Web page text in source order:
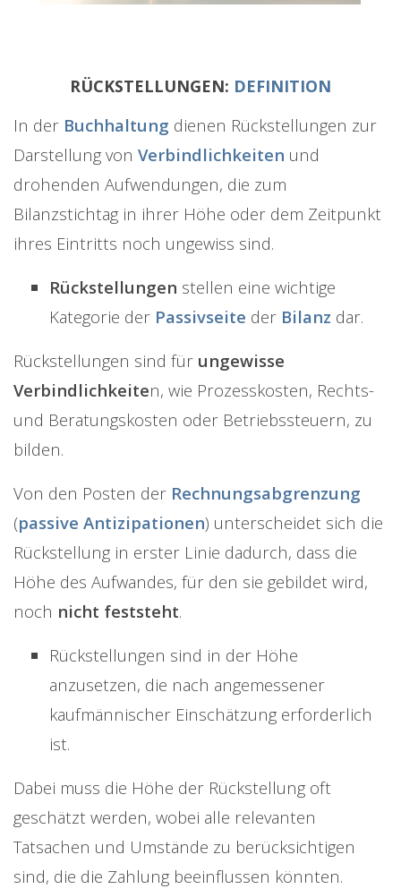
RÜCKSTELLUNGEN: DEFINITION
In der Buchhaltung dienen Rückstellungen zur
Darstellung von Verbindlichkeiten und
drohenden Aufwendungen, die zum
Bilanzstichtag in ihrer Höhe oder dem Zeitpunkt
ihres Eintritts noch ungewiss sind.
Rückstellungen stellen eine wichtige
Kategorie der Passivseite der Bilanz dar.
Rückstellungen sind für ungewisse
Verbindlichkeiten, wie Prozesskosten, Rechts-
und Beratungskosten oder Betriebssteuern, zu
bilden.
Von den Posten der Rechnungsabgrenzung
(passive Antizipationen) unterscheidet sich die
Rückstellung in erster Linie dadurch, dass die
Höhe des Aufwandes, für den sie gebildet wird,
noch nicht feststeht.
Rückstellungen sind in der Höhe
anzusetzen, die nach angemessener
kaufmännischer Einschätzung erforderlich
ist.
Dabei muss die Höhe der Rückstellung oft
geschätzt werden, wobei alle relevanten
Tatsachen und Umstände zu berücksichtigen
sind, die die Zahlung beeinflussen könnten.